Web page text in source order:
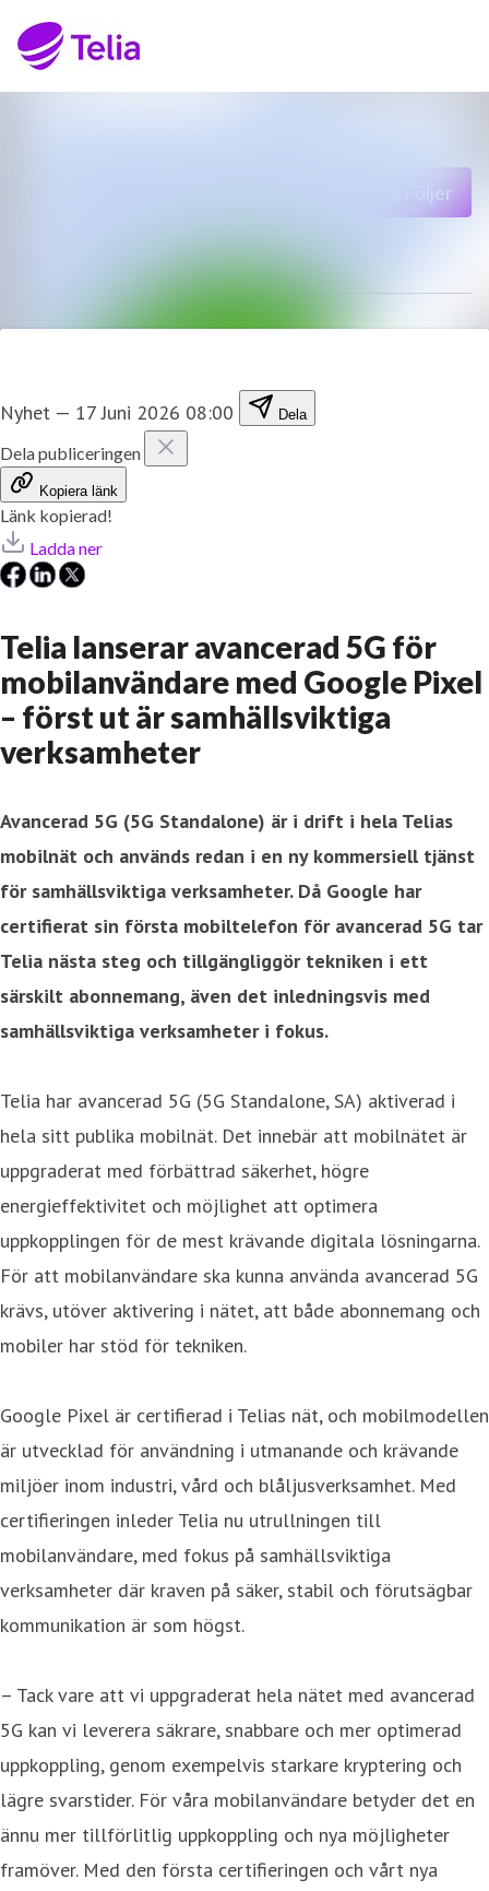
Kontakt
Följer
Nyhet — 17 Juni 2026 08:00 Dela
Dela publiceringen
Kopiera länk
Länk kopierad!
Ladda ner
Telia lanserar avancerad 5G för
mobilanvändare med Google Pixel
– först ut är samhällsviktiga
verksamheter
Avancerad 5G (5G Standalone) är i drift i hela Telias
mobilnät och används redan i en ny kommersiell tjänst
för samhällsviktiga verksamheter. Då Google har
certifierat sin första mobiltelefon för avancerad 5G tar
Telia nästa steg och tillgängliggör tekniken i ett
särskilt abonnemang, även det inledningsvis med
samhällsviktiga verksamheter i fokus.
Telia har avancerad 5G (5G Standalone, SA) aktiverad i
hela sitt publika mobilnät. Det innebär att mobilnätet är
uppgraderat med förbättrad säkerhet, högre
energieffektivitet och möjlighet att optimera
uppkopplingen för de mest krävande digitala lösningarna.
För att mobilanvändare ska kunna använda avancerad 5G
krävs, utöver aktivering i nätet, att både abonnemang och
mobiler har stöd för tekniken.
Google Pixel är certifierad i Telias nät, och mobilmodellen
är utvecklad för användning i utmanande och krävande
miljöer inom industri, vård och blåljusverksamhet. Med
certifieringen inleder Telia nu utrullningen till
mobilanvändare, med fokus på samhällsviktiga
verksamheter där kraven på säker, stabil och förutsägbar
kommunikation är som högst.
– Tack vare att vi uppgraderat hela nätet med avancerad
5G kan vi leverera säkrare, snabbare och mer optimerad
uppkoppling, genom exempelvis starkare kryptering och
lägre svarstider. För våra mobilanvändare betyder det en
ännu mer tillförlitlig uppkoppling och nya möjligheter
framöver. Med den första certifieringen och vårt nya